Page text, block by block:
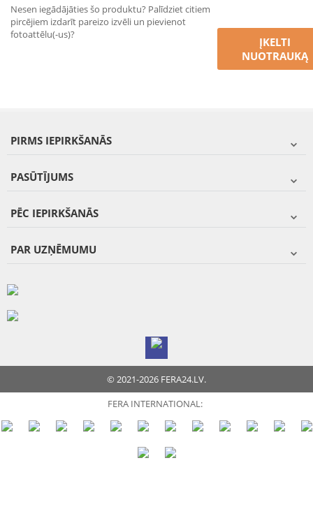
Nesen iegādājāties šo produktu? Palīdziet citiem
pircējiem izdarīt pareizo izvēli un pievienot
fotoattēlu(-us)?
ĮKELTI
NUOTRAUKĄ
PIRMS IEPIRKŠANĀS
PASŪTĪJUMS
PĒC IEPIRKŠANĀS
PAR UZŅĒMUMU
© 2021-2026 FERA24.LV.
FERA INTERNATIONAL: